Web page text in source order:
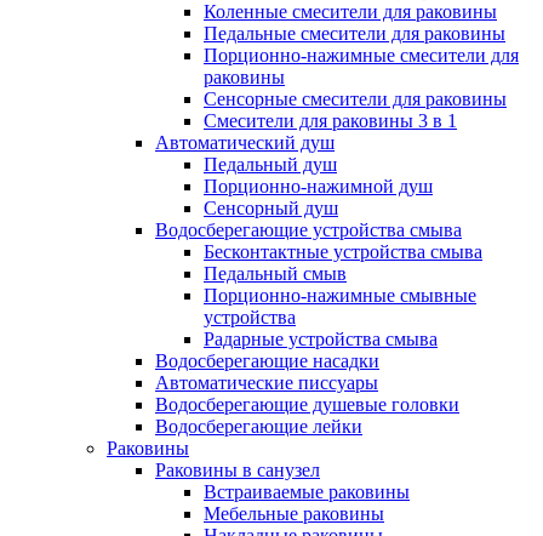
Коленные смесители для раковины
Педальные смесители для раковины
Порционно-нажимные смесители для
раковины
Сенсорные смесители для раковины
Смесители для раковины 3 в 1
Автоматический душ
Педальный душ
Порционно-нажимной душ
Сенсорный душ
Водосберегающие устройства смыва
Бесконтактные устройства смыва
Педальный смыв
Порционно-нажимные смывные
устройства
Радарные устройства смыва
Водосберегающие насадки
Автоматические писсуары
Водосберегающие душевые головки
Водосберегающие лейки
Раковины
Раковины в санузел
Встраиваемые раковины
Мебельные раковины